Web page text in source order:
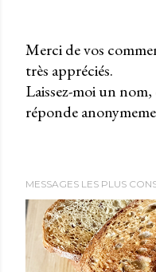
P
u
b
r
u
c
Merci de vos
très appréciés.
Laissez-moi un
réponde
MESSAGES LES PLUS